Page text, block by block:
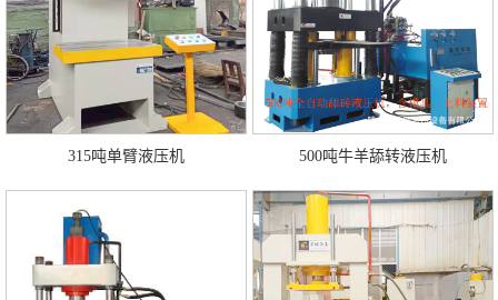
315吨单臂液压机 500吨牛羊舔转液压机